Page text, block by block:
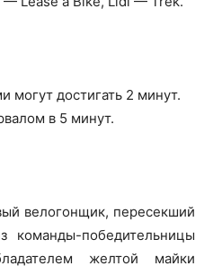
достигать 2 минут.
в 5 минут.
велогонщик, пересекший
победительницы
желтой майки